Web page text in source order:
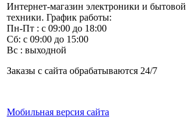
Интернет-магазин электроники и бытовой
техники. График работы:
Пн-Пт : с 09:00 до 18:00
Сб: с 09:00 до 15:00
Вс : выходной
Заказы с сайта обрабатываются 24/7
Мобильная версия сайта